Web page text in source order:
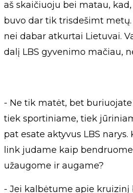
aš skaičiuoju bei matau,
buvo dar tik trisdešimt
nei dabar atkurtai Lietuvai.
dalį LBS gyvenimo mačiau,
- Ne tik matėt, bet
tiek sportiniame, tiek
pat esate aktyvus LBS
link judame kaip
užaugome ir augame?
- Jei kalbėtume apie kruizinį